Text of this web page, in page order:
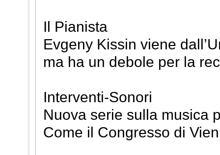
Il Pianista
Evgeny Kissin viene
ma ha un debole per la
Interventi-Sonori
Nuova serie sulla musica
Come il Congresso di